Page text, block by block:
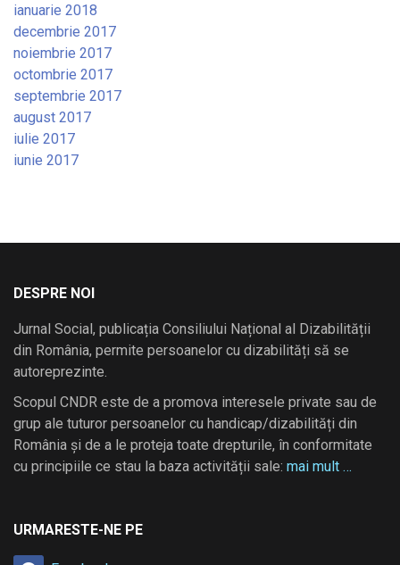
ianuarie 2018
decembrie 2017
noiembrie 2017
octombrie 2017
septembrie 2017
august 2017
iulie 2017
iunie 2017
DESPRE NOI
Jurnal Social, publicația Consiliului Național al Dizabilității
din România, permite persoanelor cu dizabilități să se
autoreprezinte.
Scopul CNDR este de a promova interesele private sau de
grup ale tuturor persoanelor cu handicap/dizabilități din
România și de a le proteja toate drepturile, în conformitate
cu principiile ce stau la baza activității sale: mai mult …
URMARESTE-NE PE